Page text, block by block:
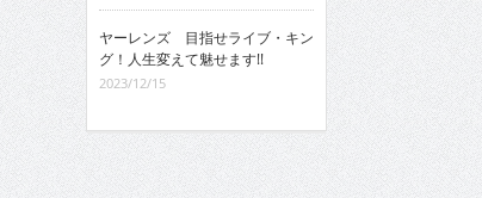
ヤーレンズ 目指せライブ・キン
グ！人生変えて魅せます!!
2023/12/15